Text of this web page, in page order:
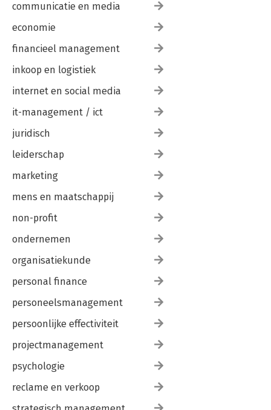
communicatie en media
economie
financieel management
inkoop en logistiek
internet en social media
it-management / ict
juridisch
leiderschap
marketing
mens en maatschappij
non-profit
ondernemen
organisatiekunde
personal finance
personeelsmanagement
persoonlijke effectiviteit
projectmanagement
psychologie
reclame en verkoop